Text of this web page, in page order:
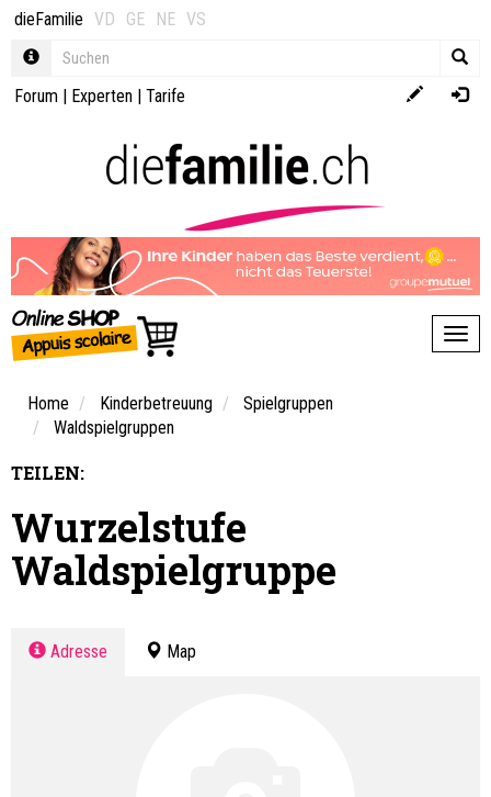
dieFamilie VD GE NE VS
Forum | Experten | Tarife
Home Kinderbetreuung
Spielgruppen
Waldspielgruppen
TEILEN:
Wurzelstufe
Waldspielgruppe
Adresse Map